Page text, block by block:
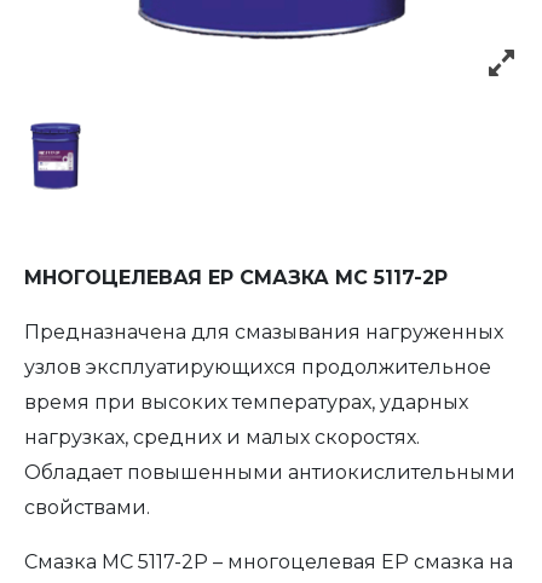
МНОГОЦЕЛЕВАЯ EP СМАЗКА МС 5117-2P
Предназначена для смазывания нагруженных
узлов эксплуатирующихся продолжительное
время при высоких температурах, ударных
нагрузках, средних и малых скоростях.
Обладает повышенными антиокислительными
свойствами.
Смазка МС 5117-2P – многоцелевая ЕР смазка на